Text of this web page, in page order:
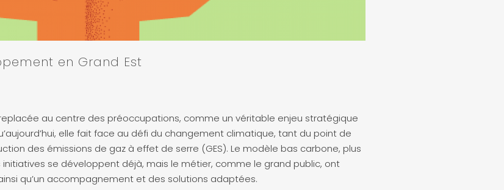
en Grand Est
replacée au centre des préoccupations, comme un véritable enjeu stratégique
elle fait face au défi du changement climatique, tant du point de
des émissions de gaz à effet de serre (GES). Le modèle bas carbone, plus
initiatives se développent déjà, mais le métier, comme le grand public, ont
qu’un accompagnement et des solutions adaptées.